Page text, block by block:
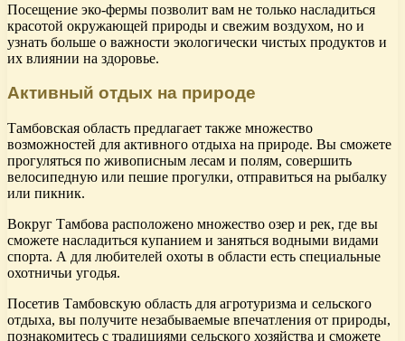
Посещение эко-фермы позволит вам не только насладиться
красотой окружающей природы и свежим воздухом, но и
узнать больше о важности экологически чистых продуктов и
их влиянии на здоровье.
Активный отдых на природе
Тамбовская область предлагает также множество
возможностей для активного отдыха на природе. Вы сможете
прогуляться по живописным лесам и полям, совершить
велосипедную или пешие прогулки, отправиться на рыбалку
или пикник.
Вокруг Тамбова расположено множество озер и рек, где вы
сможете насладиться купанием и заняться водными видами
спорта. А для любителей охоты в области есть специальные
охотничьи угодья.
Посетив Тамбовскую область для агротуризма и сельского
отдыха, вы получите незабываемые впечатления от природы,
познакомитесь с традициями сельского хозяйства и сможете